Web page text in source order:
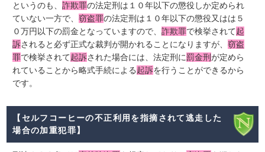
というのも、詐欺罪の法定刑は１０年以下の懲役しか定められ
ていない一方で、窃盗罪の法定刑は１０年以下の懲役又はは５
０万円以下の罰金となっていますので、詐欺罪で検挙されて起
訴されると必ず正式な裁判が開かれることになりますが、窃盗
罪で検挙されて起訴された場合には、法定刑に罰金刑が定めら
れていることから略式手続による起訴を行うことができるから
です。
【セルフコーヒーの不正利用を指摘されて逃走した
場合の加重犯罪】